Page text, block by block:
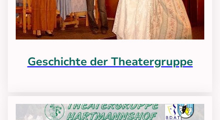
Geschichte der Theatergruppe